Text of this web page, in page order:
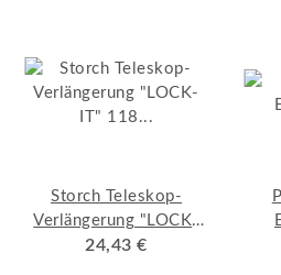
Storch Teleskop-
Verlängerung "LOCK-
IT" 118 - 210 cm
24,43 €